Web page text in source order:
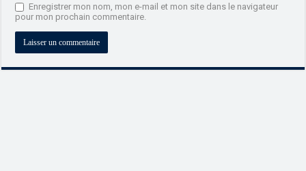
Enregistrer mon nom, mon e-mail et mon site dans le navigateur
pour mon prochain commentaire.